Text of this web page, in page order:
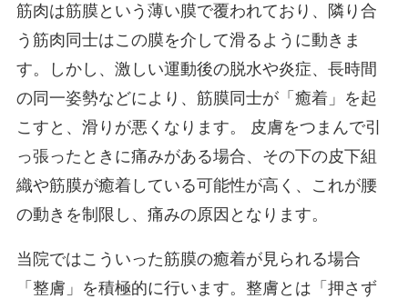
筋肉は筋膜という薄い膜で覆われており、隣り合
う筋肉同士はこの膜を介して滑るように動きま
す。しかし、激しい運動後の脱水や炎症、長時間
の同一姿勢などにより、筋膜同士が「癒着」を起
こすと、滑りが悪くなります。 皮膚をつまんで引
っ張ったときに痛みがある場合、その下の皮下組
織や筋膜が癒着している可能性が高く、これが腰
の動きを制限し、痛みの原因となります。
当院ではこういった筋膜の癒着が見られる場合
「整膚」を積極的に行います。整膚とは「押さず